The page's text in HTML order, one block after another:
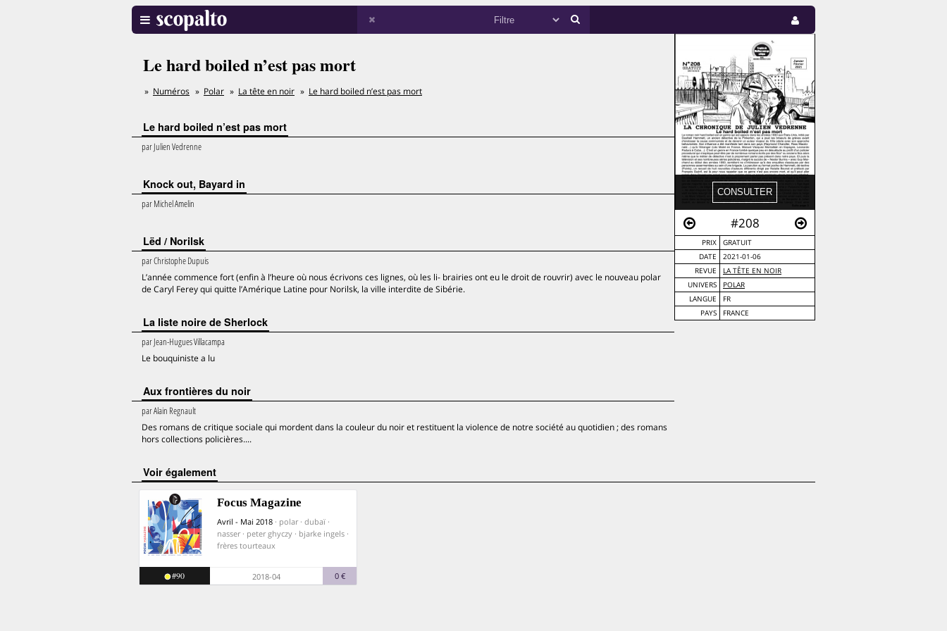
#208
PRIX
GRATUIT
DATE
2021-01-06
REVUE
LA TÊTE EN NOIR
UNIVERS
POLAR
LANGUE
FR
PAYS
FRANCE
Le hard boiled n’est pas mort
Numéros Polar La tête en noir Le hard boiled n’est pas mort
Le hard boiled n’est pas mort
parJulien Vedrenne
Knock out, Bayard in
parMichel Amelin
Lëd / Norilsk
parChristophe Dupuis
L’année commence fort (enfin à l’heure où nous écrivons ces lignes, où les li- brairies ont eu le droit de rouvrir) avec le nouveau polar
de Caryl Ferey qui quitte l’Amérique Latine pour Norilsk, la ville interdite de Sibérie.
La liste noire de Sherlock
parJean-Hugues Villacampa
Le bouquiniste a lu
Aux frontières du noir
parAlain Regnault
Des romans de critique sociale qui mordent dans la couleur du noir et restituent la violence de notre société au quotidien ; des romans
hors collections policières....
voir également
Focus Magazine
Avril - Mai 2018 · polar · dubaï ·
nasser · peter ghyczy · bjarke ingels ·
frères tourteaux
#90 2018-04 0 €